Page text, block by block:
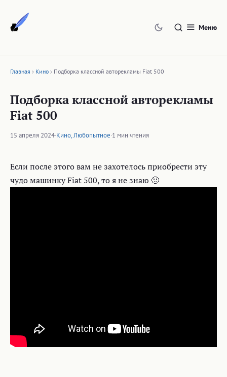
содержимому
Меню
Главная Кино Подборка классной авторекламы Fiat 500
Подборка классной авторекламы
Fiat 500
15 апреля 2024·Кино,Любопытное·1 мин чтения
Если после этого вам не захотелось приобрести эту
чудо машинку Fiat 500, то я не знаю 🙂